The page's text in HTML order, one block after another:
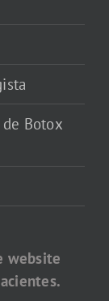
Botox
website